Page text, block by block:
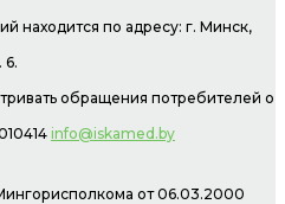
находится по адресу: г. Минск,
6.
обращения потребителей о
info@iskamed.by
от 06.03.2000